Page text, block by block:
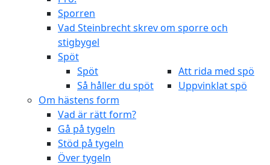
Sporren
Vad Steinbrecht skrev om sporre och
stigbygel
Spöt
Spöt
Så håller du spöt
Att rida med spö
Uppvinklat spö
Om hästens form
Vad är rätt form?
Gå på tygeln
Stöd på tygeln
Över tygeln